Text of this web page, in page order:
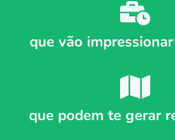
que vão
que podem te gerar